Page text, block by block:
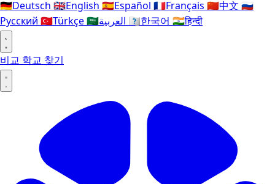
🇩🇪Deutsch 🇬🇧English 🇪🇸Español 🇫🇷Français 🇨🇳中文 🇷🇺
Русский 🇹🇷Türkçe🇸🇦 🇰🇷한국어 🇮🇳हिन्दी
비교 학교 찾기